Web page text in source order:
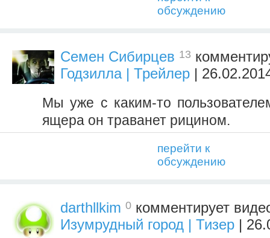
обсуждению
Семен Сибирцев 13
Годзилла | Трейлер |
Мы уже с каким-то
ящера он траванет рицином.
перейти к
обсуждению
darthllkim 0 комментирует
Изумрудный город | Тизер |